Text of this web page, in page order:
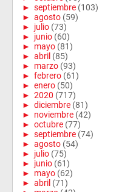
► septiembre (103)
► agosto (59)
► julio (73)
► junio (60)
► mayo (81)
► abril (85)
► marzo (93)
► febrero (61)
► enero (50)
► 2020 (717)
► diciembre (81)
► noviembre (42)
► octubre (77)
► septiembre (74)
► agosto (54)
► julio (75)
► junio (61)
► mayo (62)
► abril (71)